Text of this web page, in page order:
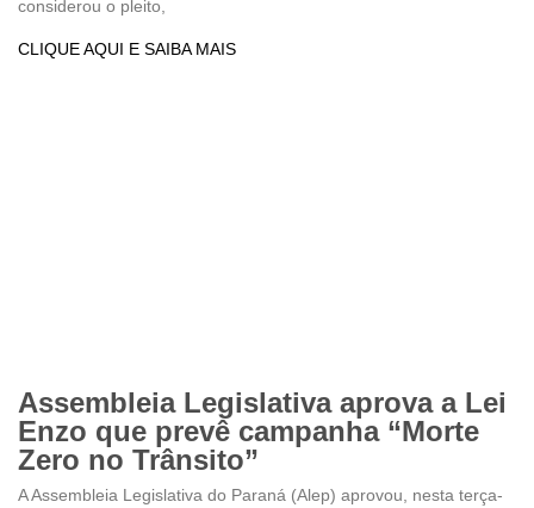
considerou o pleito,
CLIQUE AQUI E SAIBA MAIS
Assembleia Legislativa aprova a Lei
Enzo que prevê campanha “Morte
Zero no Trânsito”
A Assembleia Legislativa do Paraná (Alep) aprovou, nesta terça-